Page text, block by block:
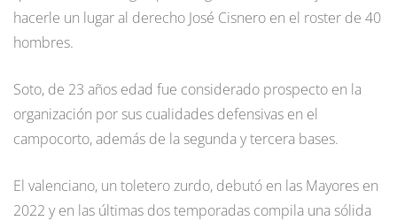
hacerle un lugar al derecho José Cisnero en el roster de 40
hombres.
Soto, de 23 años edad fue considerado prospecto en la
organización por sus cualidades defensivas en el
campocorto, además de la segunda y tercera bases.
El valenciano, un toletero zurdo, debutó en las Mayores en
2022 y en las últimas dos temporadas compila una sólida